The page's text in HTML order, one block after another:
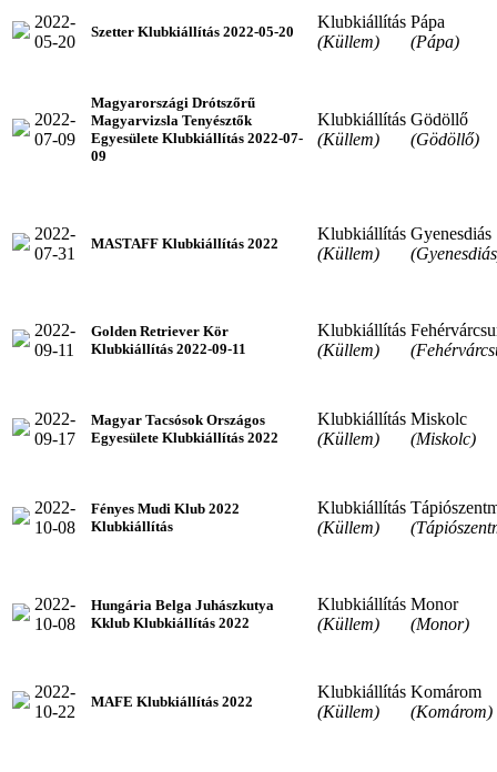
2022-
05-20
Szetter Klubkiállítás 2022-05-20
Klubkiállítás
(Küllem)
Pápa
(Pápa)
2022-
07-09
Magyarországi Drótszőrű
Magyarvizsla Tenyésztők
Egyesülete Klubkiállítás 2022-07-
09
Klubkiállítás
(Küllem)
Gödöllő
(Gödöllő)
2022-
07-31
MASTAFF Klubkiállítás 2022
Klubkiállítás
(Küllem)
Gyenesdiás
2022-
09-11
Golden Retriever Kör
Klubkiállítás 2022-09-11
Klubkiállítás
(Küllem)
2022-
09-17
Magyar Tacsósok Országos
Egyesülete Klubkiállítás 2022
Klubkiállítás
(Küllem)
Miskolc
(Miskolc)
2022-
10-08
Fényes Mudi Klub 2022
Klubkiállítás
Klubkiállítás
(Küllem)
2022-
10-08
Hungária Belga Juhászkutya
Kklub Klubkiállítás 2022
Klubkiállítás
(Küllem)
Monor
(Monor)
2022-
10-22
MAFE Klubkiállítás 2022
Klubkiállítás
(Küllem)
Komárom
(Komárom)